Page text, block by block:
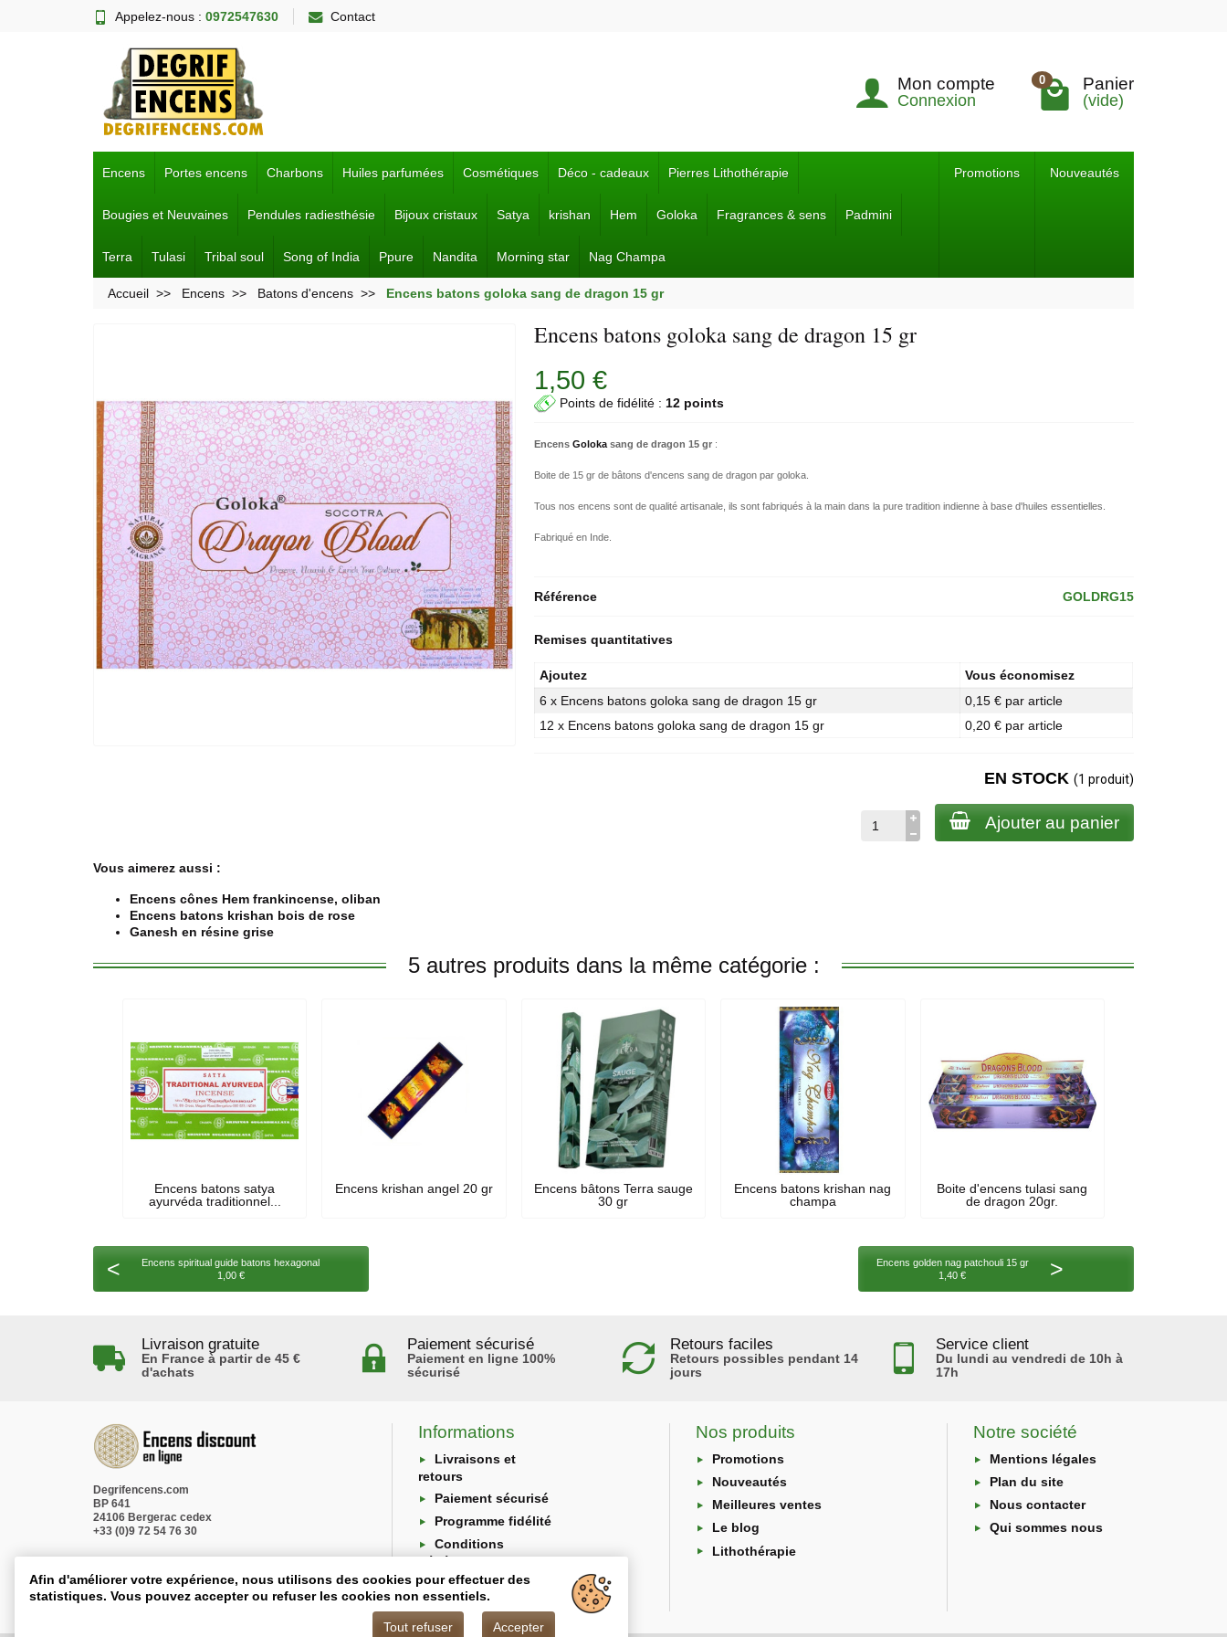
Appelez-nous : 0972547630 Contact
Mon compte
Connexion
0 Panier
(vide)
Encens Portes encens Charbons Huiles parfumées Cosmétiques Déco - cadeaux Pierres Lithothérapie
Bougies et Neuvaines Pendules radiesthésie Bijoux cristaux Satya krishan Hem Goloka Fragrances & sens Padmini
Terra Tulasi Tribal soul Song of India Ppure Nandita Morning star Nag Champa
Promotions Nouveautés
Accueil Encens Batons d'encens Encens batons goloka sang de dragon 15 gr
Encens batons goloka sang de dragon 15 gr
1,50 €
Points de fidélité : 12 points
EncensGoloka sang de dragon 15 gr :
Boite de 15 gr de bâtons d'encens sang de dragon par goloka.
Tous nos encens sont de qualité artisanale, ils sont fabriqués à la main dans la pure tradition indienne à base d'huiles essentielles.
Fabriqué en Inde.
Référence GOLDRG15
Remises quantitatives
Ajoutez
Vous économisez
6 x Encens batons goloka sang de dragon 15 gr
0,15 € par article
12 x Encens batons goloka sang de dragon 15 gr
0,20 € par article
EN STOCK (1 produit)
Ajouter au panier
Vous aimerez aussi :
Encens cônes Hem frankincense, oliban
Encens batons krishan bois de rose
Ganesh en résine grise
5 autres produits dans la même catégorie :
Encens batons satya
ayurvéda traditionnel...
Encens krishan angel 20 gr
Encens bâtons Terra sauge
30 gr
Encens batons krishan nag
champa
Boite d'encens tulasi sang
de dragon 20gr.
<
Encens spiritual guide batons hexagonal
1,00 €
Encens golden nag patchouli 15 gr
1,40 €
>
Livraison gratuite
En France à partir de 45 €
d'achats
Paiement sécurisé
Paiement en ligne 100%
sécurisé
Retours faciles
Retours possibles pendant 14
jours
Service client
Du lundi au vendredi de 10h à
17h
Degrifencens.com
BP 641
24106 Bergerac cedex
+33 (0)9 72 54 76 30
Informations
Livraisons et
retours
Paiement sécurisé
Programme fidélité
Conditions
générales
Protection des
données
Nos produits
Promotions
Nouveautés
Meilleures ventes
Le blog
Lithothérapie
Notre société
Mentions légales
Plan du site
Nous contacter
Qui sommes nous
Afin d'améliorer votre expérience, nous utilisons des cookies pour effectuer des
statistiques. Vous pouvez accepter ou refuser les cookies non essentiels.
Tout refuser Accepter